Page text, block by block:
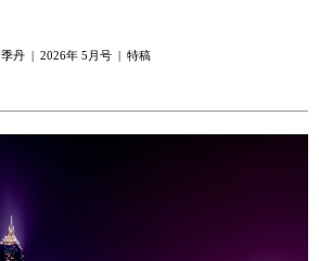
季丹 | 2026年 5月号 | 特稿